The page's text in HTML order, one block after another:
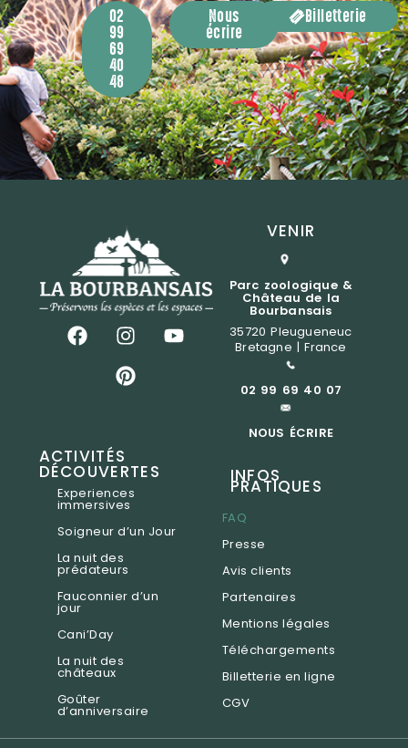
02
99
69
40
48
Nous
écrire
Billetterie
VENIR
Parc zoologique &
Château de la
Bourbansais
35720 Pleugueneuc
Bretagne | France
02 99 69 40 07
NOUS ÉCRIRE
ACTIVITÉS
DÉCOUVERTES
Experiences
immersives
Soigneur d’un Jour
La nuit des
prédateurs
Fauconnier d’un
jour
Cani’Day
La nuit des
châteaux
Goûter
d’anniversaire
INFOS
PRATIQUES
FAQ
Presse
Avis clients
Partenaires
Mentions légales
Téléchargements
Billetterie en ligne
CGV